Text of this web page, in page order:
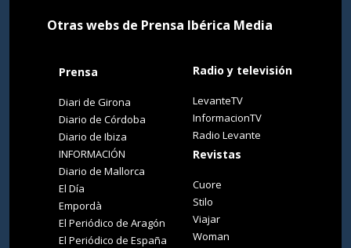
Otras webs de Prensa Ibérica Media
Prensa
Diari de Girona
Diario de Córdoba
Diario de Ibiza
INFORMACIÓN
Diario de Mallorca
El Día
Empordà
El Periódico de Aragón
El Periódico de España
Radio y televisión
LevanteTV
InformacionTV
Radio Levante
Revistas
Cuore
Stilo
Viajar
Woman